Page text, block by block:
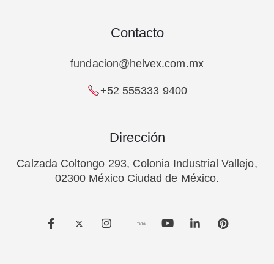
Contacto
fundacion@helvex.com.mx
+52 555333 9400
Dirección
Calzada Coltongo 293, Colonia Industrial Vallejo,
02300 México Ciudad de México.
TikTok